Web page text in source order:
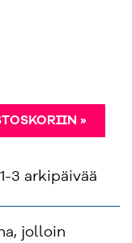
»
3 arkipäivää
jolloin